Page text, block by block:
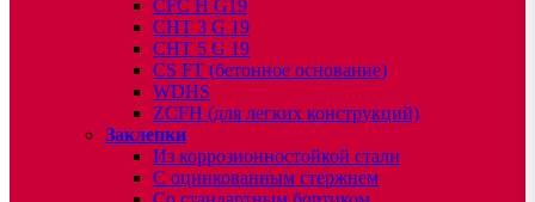
CFC H G19
CHT 3 G 19
CHT 5 G 19
CS FT (бетонное основание)
WDHS
ZCFH (для легких конструкций)
Заклепки
Из коррозионностойкой стали
С оцинкованным стержнем